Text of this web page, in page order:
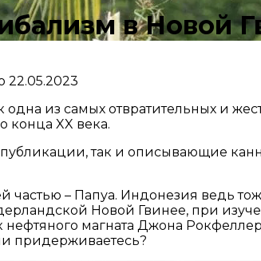
в Новой
22.05.2023
из самых отвратительных и
конца XX века.
так и описывающие
– Папуа. Индонезия ведь
Новой Гвинее, при
магната Джона
придерживаетесь?